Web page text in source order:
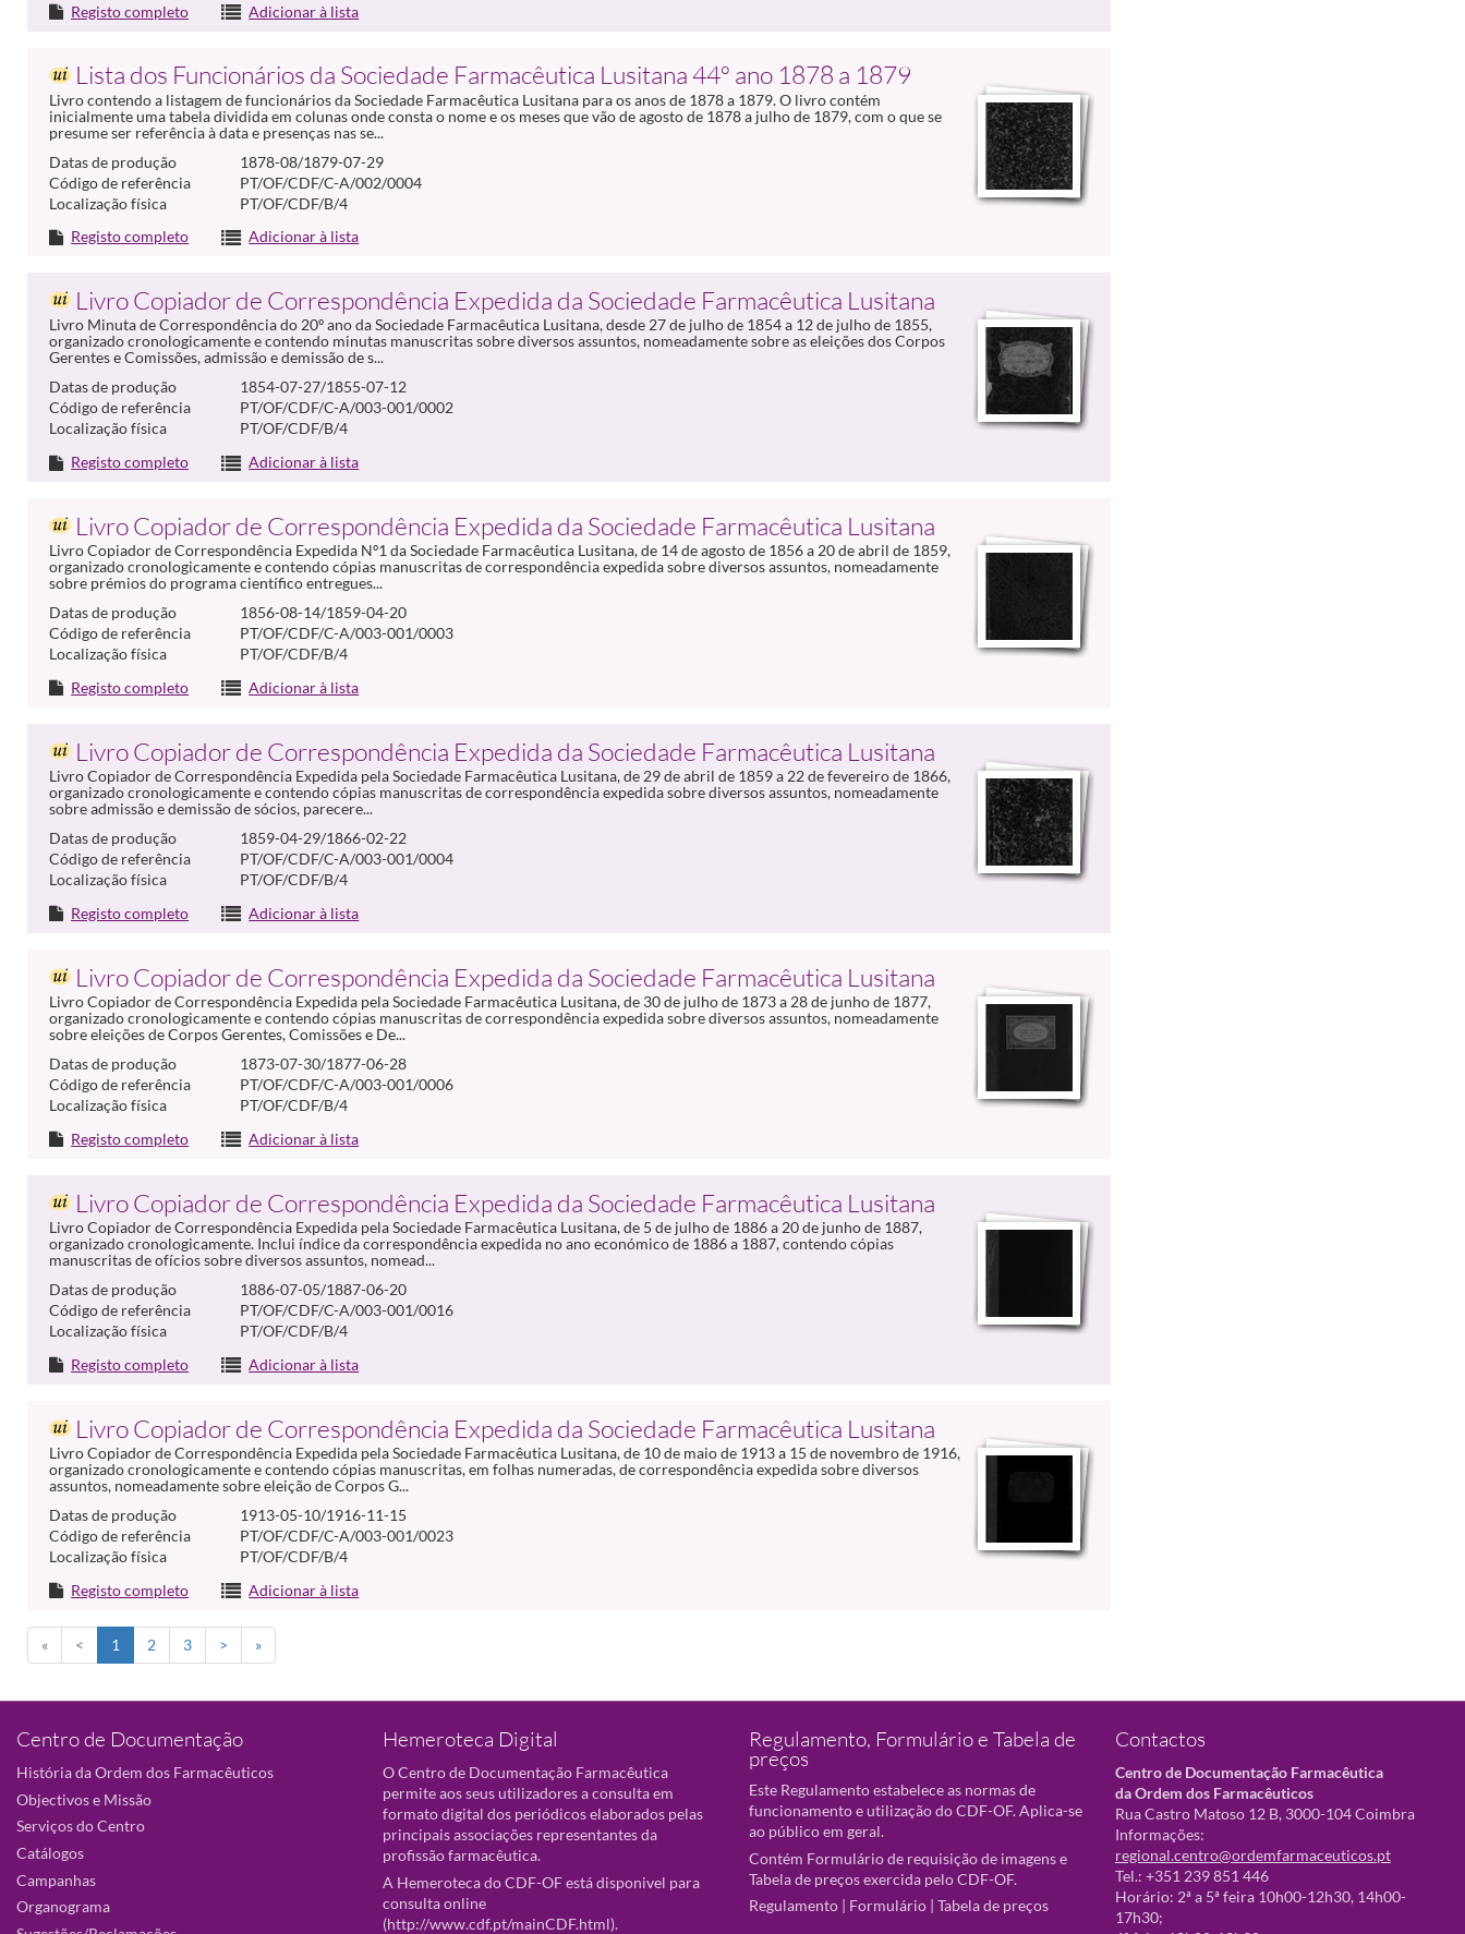
Registo completo
Adicionar à lista
Lista dos Funcionários da Sociedade Farmacêutica Lusitana 44º ano 1878 a 1879
Livro contendo a listagem de funcionários da Sociedade Farmacêutica Lusitana para os anos de 1878 a 1879. O livro contém
inicialmente uma tabela dividida em colunas onde consta o nome e os meses que vão de agosto de 1878 a julho de 1879, com o que se
presume ser referência à data e presenças nas se...
Datas de produção
1878-08/1879-07-29
Código de referência
PT/OF/CDF/C-A/002/0004
Localização física
PT/OF/CDF/B/4
Registo completo
Adicionar à lista
Livro Copiador de Correspondência Expedida da Sociedade Farmacêutica Lusitana
Livro Minuta de Correspondência do 20º ano da Sociedade Farmacêutica Lusitana, desde 27 de julho de 1854 a 12 de julho de 1855,
organizado cronologicamente e contendo minutas manuscritas sobre diversos assuntos, nomeadamente sobre as eleições dos Corpos
Gerentes e Comissões, admissão e demissão de s...
Datas de produção
1854-07-27/1855-07-12
Código de referência
PT/OF/CDF/C-A/003-001/0002
Localização física
PT/OF/CDF/B/4
Registo completo
Adicionar à lista
Livro Copiador de Correspondência Expedida da Sociedade Farmacêutica Lusitana
Livro Copiador de Correspondência Expedida Nº1 da Sociedade Farmacêutica Lusitana, de 14 de agosto de 1856 a 20 de abril de 1859,
organizado cronologicamente e contendo cópias manuscritas de correspondência expedida sobre diversos assuntos, nomeadamente
sobre prémios do programa científico entregues...
Datas de produção
1856-08-14/1859-04-20
Código de referência
PT/OF/CDF/C-A/003-001/0003
Localização física
PT/OF/CDF/B/4
Registo completo
Adicionar à lista
Livro Copiador de Correspondência Expedida da Sociedade Farmacêutica Lusitana
Livro Copiador de Correspondência Expedida pela Sociedade Farmacêutica Lusitana, de 29 de abril de 1859 a 22 de fevereiro de 1866,
organizado cronologicamente e contendo cópias manuscritas de correspondência expedida sobre diversos assuntos, nomeadamente
sobre admissão e demissão de sócios, parecere...
Datas de produção
1859-04-29/1866-02-22
Código de referência
PT/OF/CDF/C-A/003-001/0004
Localização física
PT/OF/CDF/B/4
Registo completo
Adicionar à lista
Livro Copiador de Correspondência Expedida da Sociedade Farmacêutica Lusitana
Livro Copiador de Correspondência Expedida pela Sociedade Farmacêutica Lusitana, de 30 de julho de 1873 a 28 de junho de 1877,
organizado cronologicamente e contendo cópias manuscritas de correspondência expedida sobre diversos assuntos, nomeadamente
sobre eleições de Corpos Gerentes, Comissões e De...
Datas de produção
1873-07-30/1877-06-28
Código de referência
PT/OF/CDF/C-A/003-001/0006
Localização física
PT/OF/CDF/B/4
Registo completo
Adicionar à lista
Livro Copiador de Correspondência Expedida da Sociedade Farmacêutica Lusitana
Livro Copiador de Correspondência Expedida pela Sociedade Farmacêutica Lusitana, de 5 de julho de 1886 a 20 de junho de 1887,
organizado cronologicamente. Inclui índice da correspondência expedida no ano económico de 1886 a 1887, contendo cópias
manuscritas de ofícios sobre diversos assuntos, nomead...
Datas de produção
1886-07-05/1887-06-20
Código de referência
PT/OF/CDF/C-A/003-001/0016
Localização física
PT/OF/CDF/B/4
Registo completo
Adicionar à lista
Livro Copiador de Correspondência Expedida da Sociedade Farmacêutica Lusitana
Livro Copiador de Correspondência Expedida pela Sociedade Farmacêutica Lusitana, de 10 de maio de 1913 a 15 de novembro de 1916,
organizado cronologicamente e contendo cópias manuscritas, em folhas numeradas, de correspondência expedida sobre diversos
assuntos, nomeadamente sobre eleição de Corpos G...
Datas de produção
1913-05-10/1916-11-15
Código de referência
PT/OF/CDF/C-A/003-001/0023
Localização física
PT/OF/CDF/B/4
Registo completo
Adicionar à lista
« < 1 2 3 > »
Centro de Documentação
História da Ordem dos Farmacêuticos
Objectivos e Missão
Serviços do Centro
Catálogos
Campanhas
Organograma
Hemeroteca Digital
O Centro de Documentação Farmacêutica
permite aos seus utilizadores a consulta em
formato digital dos periódicos elaborados pelas
principais associações representantes da
profissão farmacêutica.
A Hemeroteca do CDF-OF está disponivel para
consulta online
(http://www.cdf.pt/mainCDF.html).
Regulamento, Formulário e Tabela de
preços
Este Regulamento estabelece as normas de
funcionamento e utilização do CDF-OF. Aplica-se
ao público em geral.
Contém Formulário de requisição de imagens e
Tabela de preços exercida pelo CDF-OF.
Regulamento | Formulário | Tabela de preços
Contactos
Centro de Documentação Farmacêutica
da Ordem dos Farmacêuticos
Rua Castro Matoso 12 B, 3000-104 Coimbra
Informações:
regional.centro@ordemfarmaceuticos.pt
Tel.: +351 239 851 446
Horário: 2ª a 5ª feira 10h00-12h30, 14h00-
17h30;